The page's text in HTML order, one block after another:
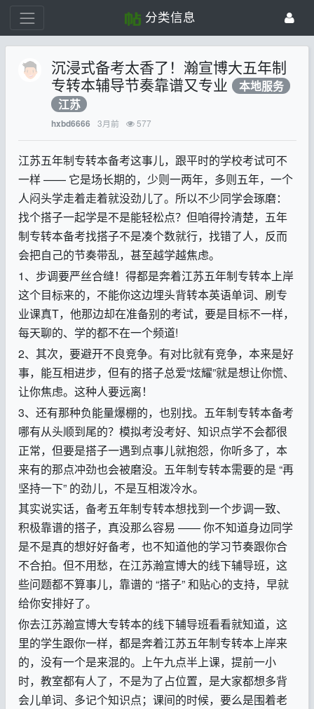
分类信息
沉浸式备考太香了！瀚宣博大五年制
专转本辅导节奏靠谱又专业 本地服务
江苏
hxbd6666 3月前 577
江苏五年制专转本备考这事儿，跟平时的学校考试可不
一样—— 它是场长期的，少则一两年，多则五年，一个
人闷头学走着走着就没劲儿了。所以不少同学会琢磨：
找个搭子一起学是不是能轻松点？但咱得拎清楚，五年
制专转本备考找搭子不是凑个数就行，找错了人，反而
会把自己的节奏带乱，甚至越学越焦虑。
1、 步调要严丝合缝！得都是奔着江苏五年制专转本上岸
这个目标来的，不能你这边埋头背转本英语单词、刷专
业课真T，他那边却在准备别的考试，要是目标不一样，
每天聊的、学的都不在一个频道!
2、 其次，要避开不良竞争。有对比就有竞争，本来是好
事，能互相进步，但有的搭子总爱“炫耀”就是想让你慌、
让你焦虑。这种人要远离！
3、 还有那种负能量爆棚的，也别找。五年制专转本备考
哪有从头顺到尾的？模拟考没考好、知识点学不会都很
正常，但要是搭子一遇到点事儿就抱怨，你听多了，本
来有的那点冲劲也会被磨没。五年制专转本需要的是 “再
坚持一下” 的劲儿，不是互相泼冷水。
其实说实话，备考五年制专转本想找到一个步调一致、
积极靠谱的搭子，真没那么容易 ——你不知道身边同学
是不是真的想好好备考，也不知道他的学习节奏跟你合
不合拍。但不用愁，在江苏瀚宣博大的线下辅导班，这
些问题都不算事儿，靠谱的 “搭子”和贴心的支持，早就
给你安排好了。
你去江苏瀚宣博大专转本的线下辅导班看看就知道，这
里的学生跟你一样，都是奔着江苏五年制专转本上岸来
的，没有一个是来混的。上午九点半上课，提前一小
时，教室都有人了，不是为了占位置，是大家都想多背
会儿单词、多记个知识点；课间的时候，要么是围着老